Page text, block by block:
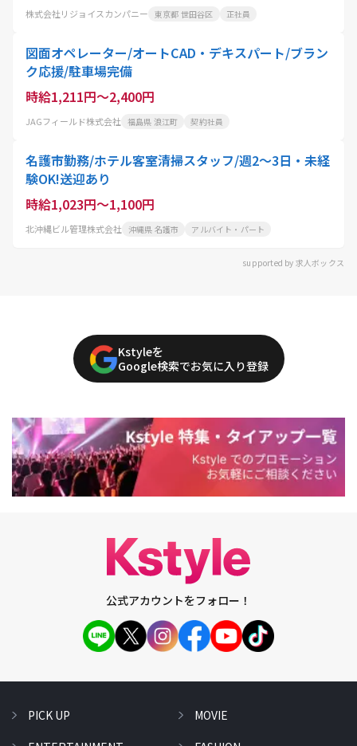
株式会社リジョイスカンパニー 東京都 世田谷区 正社員
図面オペレーター/オートCAD・デキスパート/ブラン
ク応援/駐車場完備
時給1,211円～2,400円
JAGフィールド株式会社 福島県 浪江町 契約社員
名護市勤務/ホテル客室清掃スタッフ/週2〜3日・未経
験OK!送迎あり
時給1,023円～1,100円
北沖縄ビル管理株式会社 沖縄県 名護市 アルバイト・パート
supported by 求人ボックス
Kstyleを
Google検索でお気に入り登録
公式アカウントをフォロー！
PICK UP
MOVIE